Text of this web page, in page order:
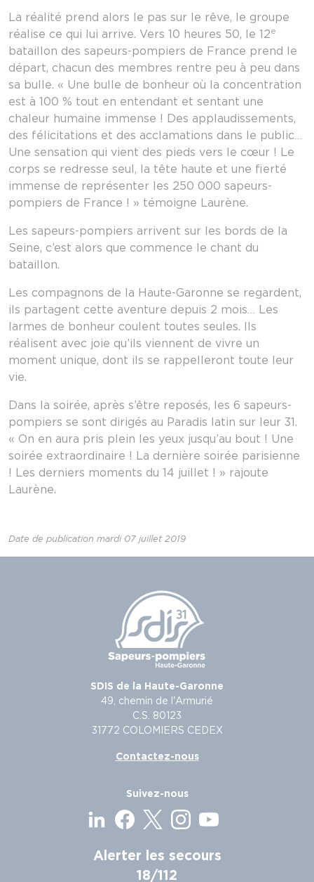
La réalité prend alors le pas sur le rêve, le groupe
réalise ce qui lui arrive. Vers 10 heures 50, le 12e
bataillon des sapeurs-pompiers de France prend le
départ, chacun des membres rentre peu à peu dans
sa bulle. « Une bulle de bonheur où la concentration
est à 100 % tout en entendant et sentant une
chaleur humaine immense ! Des applaudissements,
des félicitations et des acclamations dans le public…
Une sensation qui vient des pieds vers le cœur ! Le
corps se redresse seul, la tête haute et une fierté
immense de représenter les 250 000 sapeurs-
pompiers de France ! » témoigne Laurène.
Les sapeurs-pompiers arrivent sur les bords de la
Seine, c’est alors que commence le chant du
bataillon.
Les compagnons de la Haute-Garonne se regardent,
ils partagent cette aventure depuis 2 mois… Les
larmes de bonheur coulent toutes seules. Ils
réalisent avec joie qu’ils viennent de vivre un
moment unique, dont ils se rappelleront toute leur
vie.
Dans la soirée, après s’être reposés, les 6 sapeurs-
pompiers se sont dirigés au Paradis latin sur leur 31.
« On en aura pris plein les yeux jusqu’au bout ! Une
soirée extraordinaire ! La dernière soirée parisienne
! Les derniers moments du 14 juillet ! » rajoute
Laurène.
Date de publication mardi 07 juillet 2019
SDIS de la Haute-Garonne
49, chemin de l'Armurié
C.S. 80123
31772 COLOMIERS CEDEX
Contactez-nous
Suivez-nous
Alerter les secours
18/112